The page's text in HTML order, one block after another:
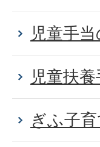
児童手
児童扶養
ぎふ子